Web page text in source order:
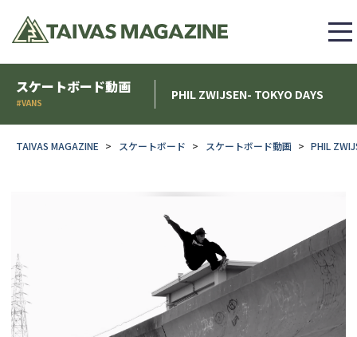
スケートボード動画
#VANS
PHIL ZWIJSEN- TOKYO DAYS
TAIVAS MAGAZINE スケートボード スケートボード動画 PHIL